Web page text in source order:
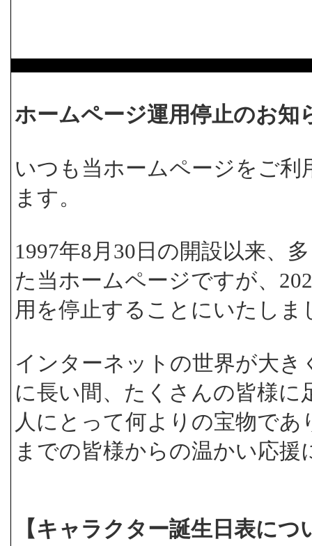
ホームページ運用停止のお知
いつも当ホームページをご
ます。
1997年8月30日の開設以来、
た当ホームページですが、
用を停止することにいたしま
インターネットの世界が大
に長い間、たくさんの皆様
人にとって何よりの宝物で
までの皆様からの温かい応
【キャラクター誕生日表に